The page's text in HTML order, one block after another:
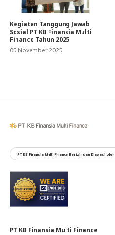
Kegiatan Tanggung Jawab
Sosial PT KB Finansia Multi
Finance Tahun 2025
05 November 2025
PT KB Finansia Multi Finance Berizin dan Diawasi
PT KB Finansia Multi Finance